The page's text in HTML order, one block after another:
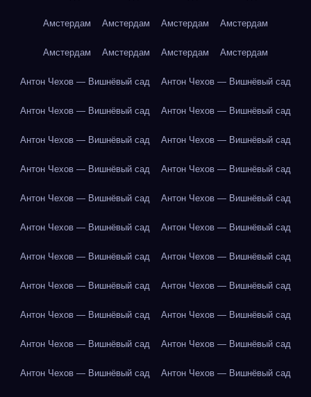
Амстердам Амстердам Амстердам Амстердам
Амстердам Амстердам Амстердам Амстердам
Антон Чехов — Вишнёвый сад Антон Чехов — Вишнёвый сад
Антон Чехов — Вишнёвый сад Антон Чехов — Вишнёвый сад
Антон Чехов — Вишнёвый сад Антон Чехов — Вишнёвый сад
Антон Чехов — Вишнёвый сад Антон Чехов — Вишнёвый сад
Антон Чехов — Вишнёвый сад Антон Чехов — Вишнёвый сад
Антон Чехов — Вишнёвый сад Антон Чехов — Вишнёвый сад
Антон Чехов — Вишнёвый сад Антон Чехов — Вишнёвый сад
Антон Чехов — Вишнёвый сад Антон Чехов — Вишнёвый сад
Антон Чехов — Вишнёвый сад Антон Чехов — Вишнёвый сад
Антон Чехов — Вишнёвый сад Антон Чехов — Вишнёвый сад
Антон Чехов — Вишнёвый сад Антон Чехов — Вишнёвый сад